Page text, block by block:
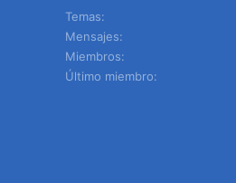
Temas
Mensajes
Miembros
Último miembro